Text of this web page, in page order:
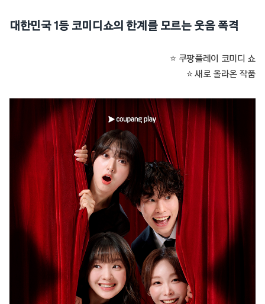
대한민국 1등 코미디쇼의 한계를 모르는 웃음 폭격
⭐ 쿠팡플레이 코미디 쇼
⭐ 새로 올라온 작품